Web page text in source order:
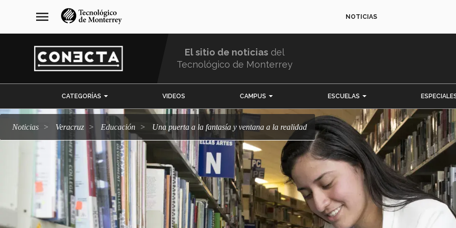
navegación
principal
menu NOTICIAS
El sitio de noticias del
Tecnológico de Monterrey
CATEGORÍAS VIDEOS CAMPUS ESCUELAS
Noticias Veracruz Educación Una puerta a la fantasía y ventana a la realidad